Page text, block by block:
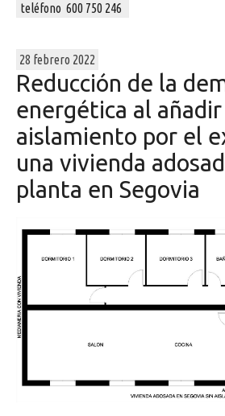
teléfono 600 750 246
28 febrero 2022
Reducción de la
energética al añadir
aislamiento por el
una vivienda
planta en Segovia